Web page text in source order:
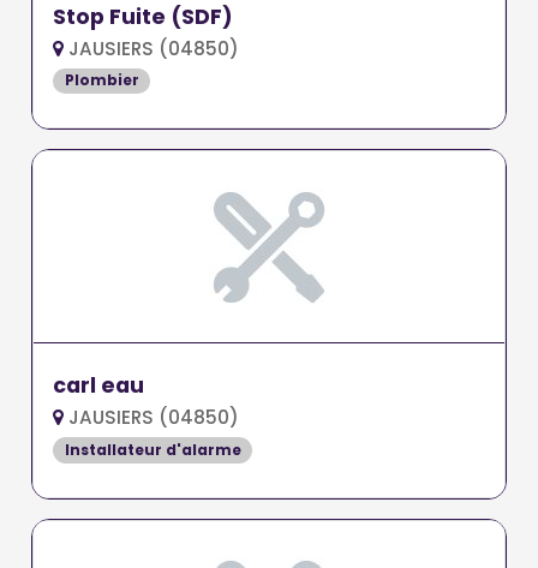
Stop Fuite (SDF)
JAUSIERS (04850)
Plombier
carl eau
JAUSIERS (04850)
Installateur d'alarme